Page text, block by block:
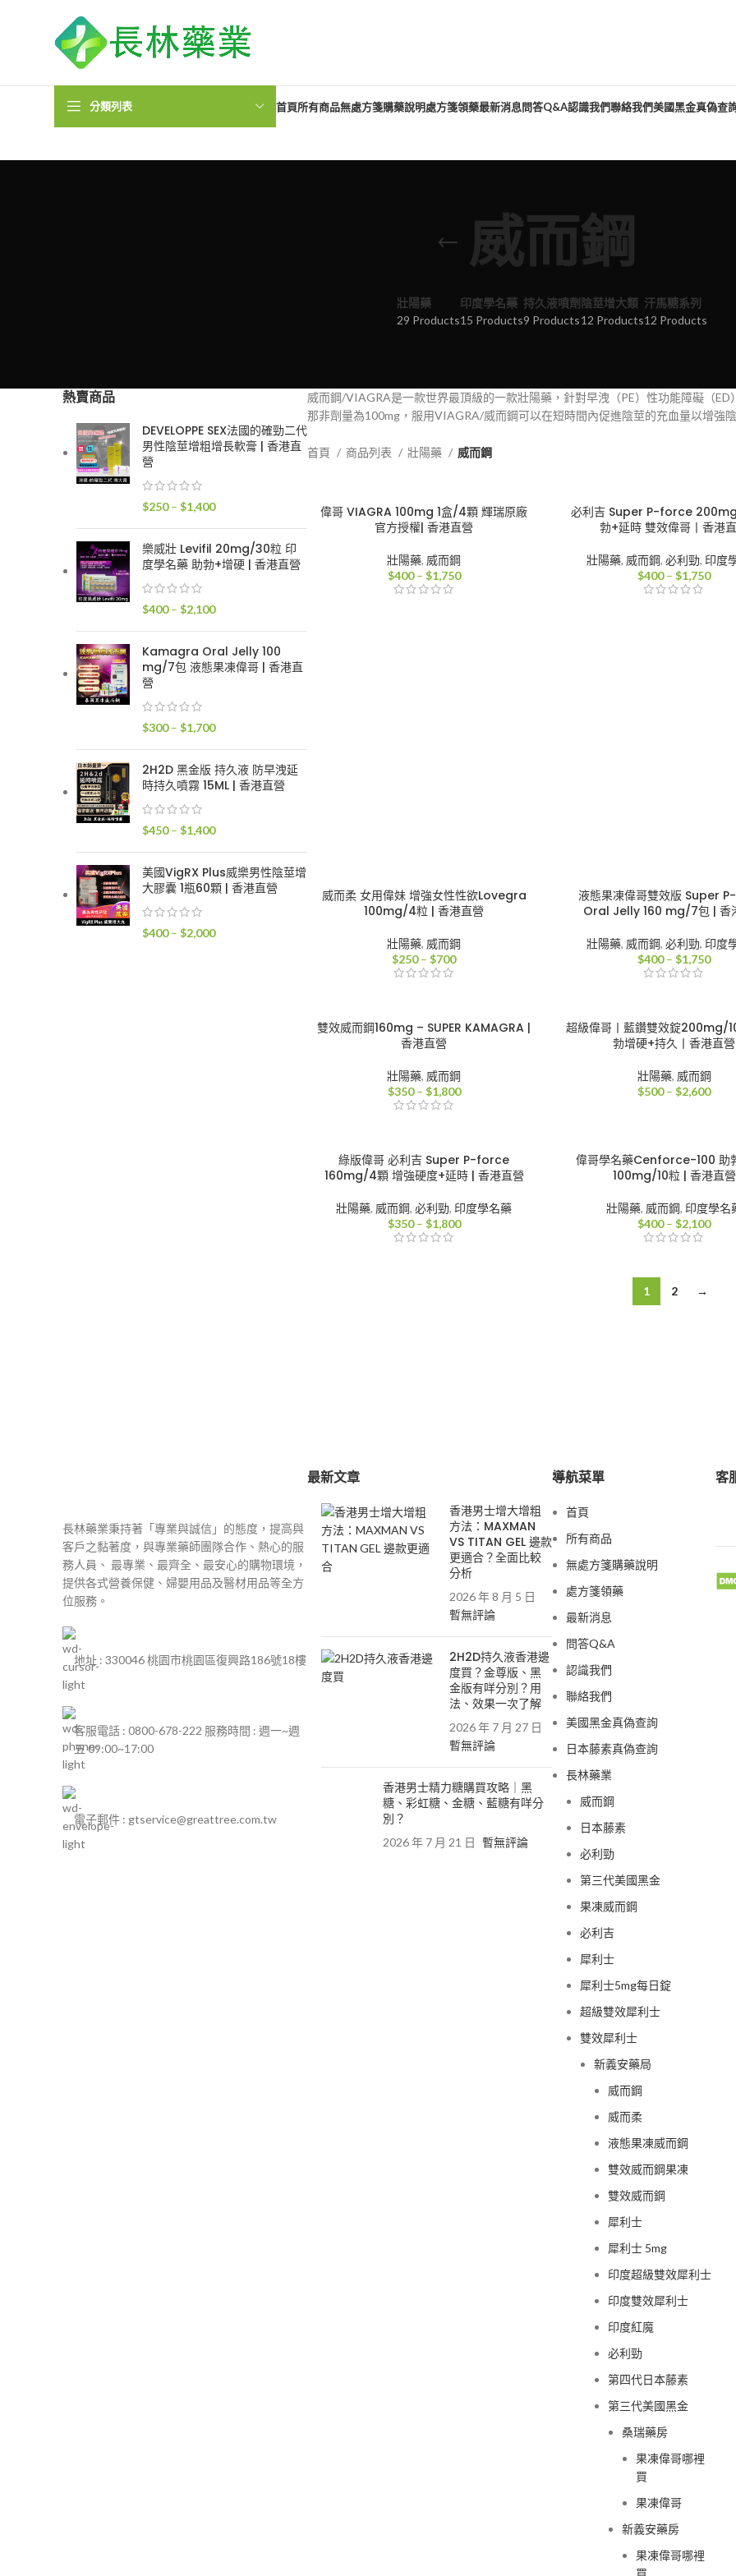
分類列表 首頁所有商品無處方箋購藥說明處方箋領藥最新消息問答Q&A認識我們聯絡我們美國黑金真偽查
威而鋼
壯陽藥
29 Products
印度學名藥
15 Products
持久液噴劑
9 Products
陰莖增大類
12 Products
汗馬糖系列
12 Products
熱賣商品
DEVELOPPE SEX法國的確勁二代
男性陰莖增粗增長軟膏 | 香港直
營
$250 – $1,400價
範
圍：
$1,400
樂威壯 Levifil 20mg/30粒 印
度學名藥 助勃+增硬 | 香港直營
$400 – $2,100價
圍：
Kamagra Oral Jelly 100
mg/7包 液態果凍偉哥 | 香港直
營
$300 – $1,700價
範
圍：
$1,700
2H2D 黑金版 持久液 防早洩延
時持久噴霧 15ML | 香港直營
$450 – $1,400價
圍：
$1,400
美國VigRX Plus威樂男性陰莖增
大膠囊 1瓶60顆 | 香港直營
$400 – $2,000價
威而鋼/VIAGRA是一款世界最頂級的一款壯陽藥，針對早洩（PE）性功能障礙（
那非劑量為100mg，服用VIAGRA/威而鋼可以在短時間內促進陰莖的充血量以增強
首頁 商品列表 壯陽藥 威而鋼
偉哥 VIAGRA 100mg 1盒/4顆 輝瑞原廠
官方授權| 香港直營
壯陽藥, 威而鋼
$400 – $1,750價
必利吉 Super P-force
勃+延時 雙效偉哥丨香港
壯陽藥, 威而鋼, 必利勁, 印度
$400 – $1,750價
威而柔 女用偉妹 增強女性性欲Lovegra
100mg/4粒 | 香港直營
壯陽藥, 威而鋼
$250 – $700價
$250
到
液態果凍偉哥雙效版 Super
Oral Jelly 160 mg/7包 | 香
壯陽藥, 威而鋼, 必利勁, 印度
$400 – $1,750價
$400
到
雙效威而鋼160mg – SUPER KAMAGRA |
香港直營
壯陽藥, 威而鋼
$350 – $1,800價
$350
到
$1,800
超級偉哥丨藍鑽雙效錠200mg/
勃增硬+持久丨香港直營
壯陽藥, 威而鋼
$500 – $2,600價
$500
到
綠版偉哥 必利吉 Super P-force
160mg/4顆 增強硬度+延時 | 香港直營
壯陽藥, 威而鋼,必利勁, 印度學名藥
$350 – $1,800價
偉哥學名藥Cenforce-100 助
100mg/10粒 | 香港直營
壯陽藥, 威而鋼, 印度學名
$400 – $2,100價
1 2 →
長林藥業秉持著「專業與誠信」的態度，提高與
客戶之黏著度，與專業藥師團隊合作、熱心的服
務人員、 最專業、最齊全、最安心的購物環境，
提供各式營養保健、婦嬰用品及醫材用品等全方
位服務。
地址 : 330046 桃園市桃園區復興路186號18樓
客服電話 : 0800-678-222 服務時間 : 週一~週
五 09:00~17:00
電子郵件 : gtservice@greattree.com.tw
最新文章
香港男士增大增粗
方法：MAXMAN
VS TITAN GEL 邊款
更適合？全面比較
分析
2026 年 8 月 5 日
暫無評論
2H2D持久液香港邊
度買？金尊版、黑
金版有咩分別？用
法、效果一次了解
2026 年 7 月 27 日
暫無評論
香港男士精力糖購買攻略｜黑
糖、彩虹糖、金糖、藍糖有咩分
別？
2026 年 7 月 21 日 暫無評論
導航菜單
首頁
所有商品
無處方箋購藥說明
處方箋領藥
最新消息
問答Q&A
認識我們
聯絡我們
美國黑金真偽查詢
日本藤素真偽查詢
長林藥業
威而鋼
日本藤素
必利勁
第三代美國黑金
果凍威而鋼
必利吉
犀利士
犀利士5mg每日錠
超級雙效犀利士
雙效犀利士
新義安藥局
威而鋼
威而柔
液態果凍威而鋼
雙效威而鋼果凍
雙效威而鋼
犀利士
犀利士 5mg
印度超級雙效犀利士
印度雙效犀利士
印度紅魔
必利勁
第四代日本藤素
第三代美國黑金
桑瑞藥房
果凍偉哥哪裡
買
果凍偉哥
新義安藥房
果凍偉哥哪裡
買
客